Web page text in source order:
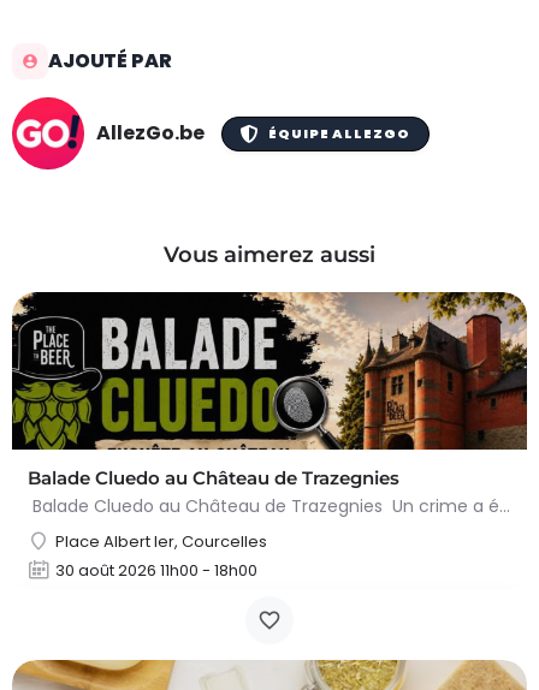
AJOUTÉ PAR
AllezGo.be ÉQUIPE ALLEZGO
Vous aimerez aussi
Balade Cluedo au Château de Trazegnies
Balade Cluedo au Château de Trazegnies Un crime a été commis au Château de Trazegnies… À vous de résoudre…
Place Albert Ier, Courcelles
30 août 2026 11h00 - 18h00